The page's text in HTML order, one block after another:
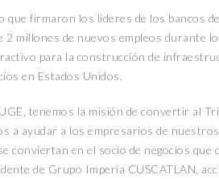
que firmaron los líderes de los bancos
2 millones de nuevos empleos durante
para la construcción de
en Estados Unidos.
tenemos la misión de convertir al
a ayudar a los empresarios de
conviertan en el socio de negocios
de Grupo Imperia CUSCATLAN,